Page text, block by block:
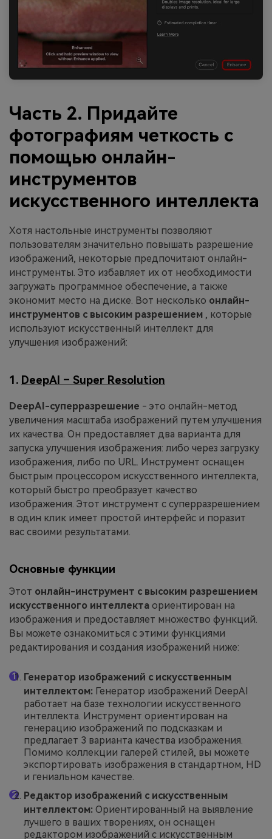
Часть 2. Придайте
фотографиям четкость с
помощью онлайн-
инструментов
искусственного интеллекта
Хотя настольные инструменты позволяют
пользователям значительно повышать разрешение
изображений, некоторые предпочитают онлайн-
инструменты. Это избавляет их от необходимости
загружать программное обеспечение, а также
экономит место на диске. Вот несколько онлайн-
инструментов с высоким разрешением , которые
используют искусственный интеллект для
улучшения изображений:
1. DeepAI – Super Resolution
DeepAI-суперразрешение - это онлайн-метод
увеличения масштаба изображений путем улучшения
их качества. Он предоставляет два варианта для
запуска улучшения изображения: либо через загрузку
изображения, либо по URL. Инструмент оснащен
быстрым процессором искусственного интеллекта,
который быстро преобразует качество
изображения. Этот инструмент с суперразрешением
в один клик имеет простой интерфейс и поразит
вас своими результатами.
Основные функции
Этот онлайн-инструмент с высоким разрешением
искусственного интеллекта ориентирован на
изображения и предоставляет множество функций.
Вы можете ознакомиться с этими функциями
редактирования и создания изображений ниже:
Генератор изображений с искусственным
интеллектом: Генератор изображений DeepAI
работает на базе технологии искусственного
интеллекта. Инструмент ориентирован на
генерацию изображений по подсказкам и
предлагает 3 варианта качества изображения.
Помимо коллекции галерей стилей, вы можете
экспортировать изображения в стандартном, HD
и гениальном качестве.
Редактор изображений с искусственным
интеллектом: Ориентированный на выявление
лучшего в ваших творениях, он оснащен
редактором изображений с искусственным